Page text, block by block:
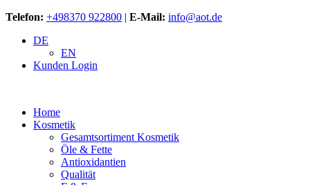
Telefon: +498370 922800 | E-Mail: info@aot.de
DE
EN
Kunden Login
Home
Kosmetik
Gesamtsortiment Kosmetik
Öle & Fette
Antioxidantien
Qualität